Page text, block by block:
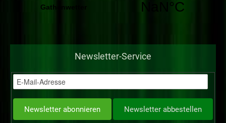
Newsletter-Service